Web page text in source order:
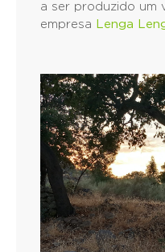
a ser produzido um
empresa Lenga